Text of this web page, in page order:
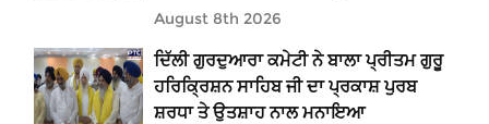
August 8th 2026
ਦਿੱਲੀ ਗੁਰਦੁਆਰਾ ਕਮੇਟੀ ਨੇ ਬਾਲਾ ਪ੍ਰੀਤਮ ਗੁਰੂ
ਹਰਿਕ੍ਰਿਸ਼ਨ ਸਾਹਿਬ ਜੀ ਦਾ ਪ੍ਰਕਾਸ਼ ਪੁਰਬ
ਸ਼ਰਧਾ ਤੇ ਉਤਸ਼ਾਹ ਨਾਲ ਮਨਾਇਆ